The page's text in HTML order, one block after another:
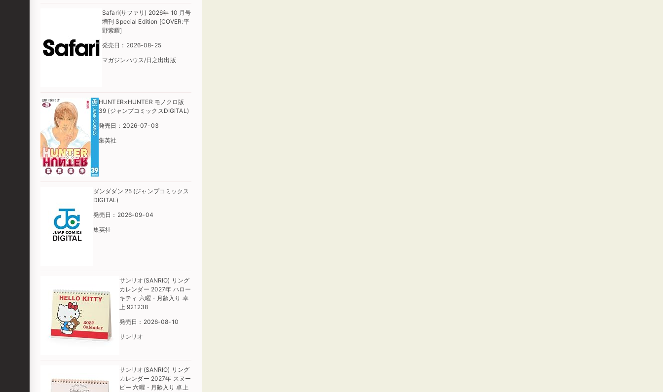
Safari(サファリ) 2026年 10 月号
増刊 Special Edition [COVER:平
野紫耀]
発売日：2026-08-25
マガジンハウス/日之出出版
HUNTER×HUNTER モノクロ版
39 (ジャンプコミックスDIGITAL)
発売日：2026-07-03
集英社
ダンダダン 25 (ジャンプコミックス
DIGITAL)
発売日：2026-09-04
集英社
サンリオ(SANRIO) リング
カレンダー 2027年 ハロー
キティ 六曜・月齢入り 卓
上 921238
発売日：2026-08-10
サンリオ
サンリオ(SANRIO) リング
カレンダー 2027年 スヌー
ピー 六曜・月齢入り 卓上